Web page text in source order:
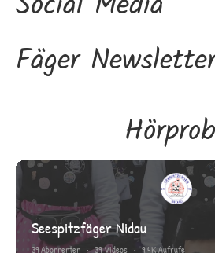
Fäger
Seespitzfäger Nidau
39 Abonnenten • 39 Videos • 9.4K Aufrufe